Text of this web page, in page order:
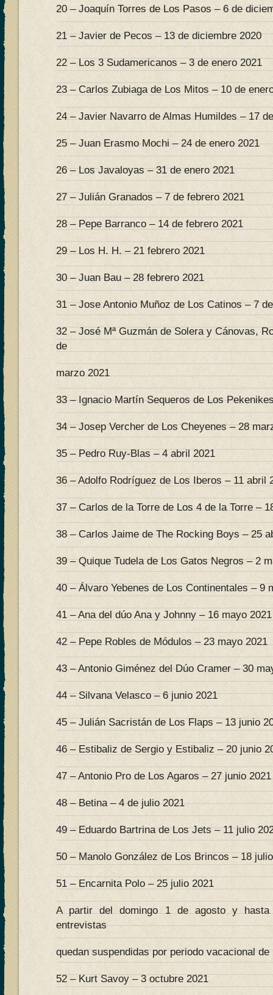
20 – Joaquín Torres de Los Pasos – 6 de
21 – Javier de Pecos – 13 de diciembre 2020
22 – Los 3 Sudamericanos – 3 de enero 2021
23 – Carlos Zubiaga de Los Mitos – 10 de
24 – Javier Navarro de Almas Humildes – 17
25 – Juan Erasmo Mochi – 24 de enero 2021
26 – Los Javaloyas – 31 de enero 2021
27 – Julián Granados – 7 de febrero 2021
28 – Pepe Barranco – 14 de febrero 2021
29 – Los H. H. – 21 febrero 2021
30 – Juan Bau – 28 febrero 2021
31 – Jose Antonio Muñoz de Los Catinos – 7
32 – José Mª Guzmán de Solera y Cánovas,
de
marzo 2021
33 – Ignacio Martín Sequeros de Los
34 – Josep Vercher de Los Cheyenes – 28
35 – Pedro Ruy-Blas – 4 abril 2021
36 – Adolfo Rodríguez de Los Iberos – 11 abril
37 – Carlos de la Torre de Los 4 de la Torre –
38 – Carlos Jaime de The Rocking Boys – 25
39 – Quique Tudela de Los Gatos Negros – 2
40 – Álvaro Yebenes de Los Continentales – 9
41 – Ana del dúo Ana y Johnny – 16 mayo 2021
42 – Pepe Robles de Módulos – 23 mayo 2021
43 – Antonio Giménez del Dúo Cramer – 30
44 – Silvana Velasco – 6 junio 2021
45 – Julián Sacristán de Los Flaps – 13 junio
46 – Estibaliz de Sergio y Estibaliz – 20 junio
47 – Antonio Pro de Los Agaros – 27 junio 2021
48 – Betina – 4 de julio 2021
49 – Eduardo Bartrina de Los Jets – 11 julio
50 – Manolo González de Los Brincos – 18
51 – Encarnita Polo – 25 julio 2021
A partir del domingo 1 de agosto y
entrevistas
quedan suspendidas por periodo vacacional
52 – Kurt Savoy – 3 octubre 2021